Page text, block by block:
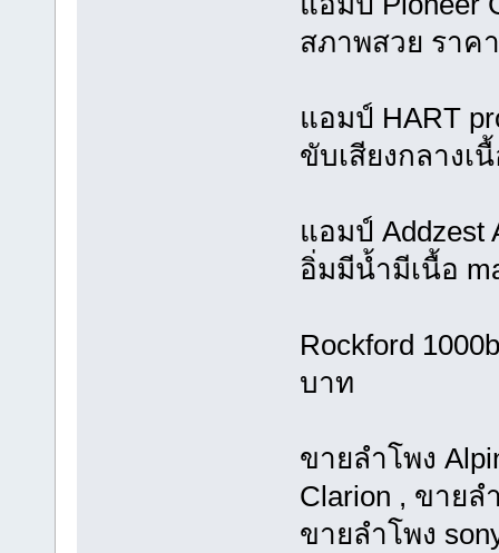
สภาพสวย ราค
แอมป์ HART
ขับเสียงกลางเ
แอมป์ Addzest
อิ่มมีน้ำมีเนื้อ
Rockford
บาท
ขายลำโพง
Clarion , ขายล
ขายลำโพง